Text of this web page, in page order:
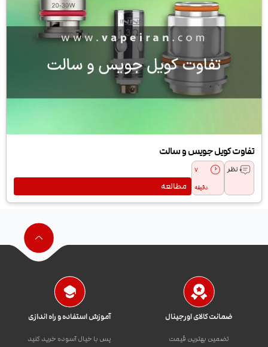
تفاوت کویل جویس و سالت
0 نظر 7
دقیقه مطالعه
ضمانت کالای اورجینال
تضمین بهترین قیمت
آموزش استفاده و راه اندازی
پس با خیال آسوده خرید کنید